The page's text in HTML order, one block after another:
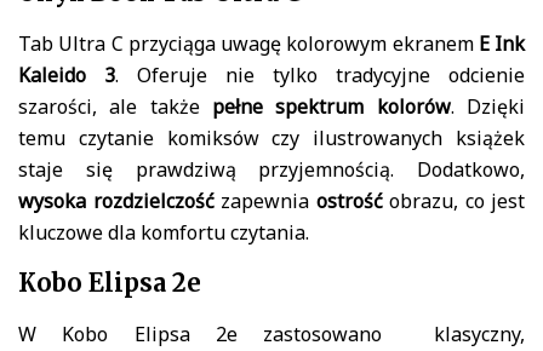
Tab Ultra C przyciąga uwagę kolorowym ekranem E Ink
Kaleido 3. Oferuje nie tylko tradycyjne odcienie
szarości, ale także pełne spektrum kolorów. Dzięki
temu czytanie komiksów czy ilustrowanych książek
staje się prawdziwą przyjemnością. Dodatkowo,
wysoka rozdzielczośćzapewnia ostrośćobrazu, co jest
kluczowe dla komfortu czytania.
Kobo Elipsa 2e
W Kobo Elipsa 2e zastosowano klasyczny,